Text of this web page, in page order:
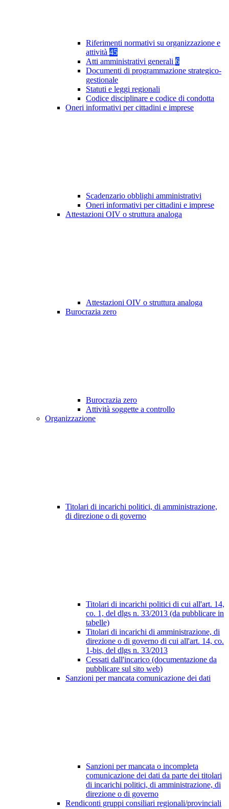
Riferimenti normativi su organizzazione e
attività 45
Atti amministrativi generali 6
Documenti di programmazione strategico-
gestionale
Statuti e leggi regionali
Codice disciplinare e codice di condotta
Oneri informativi per cittadini e imprese
Scadenzario obblighi amministrativi
Oneri informativi per cittadini e imprese
Attestazioni OIV o struttura analoga
Attestazioni OIV o struttura analoga
Burocrazia zero
Burocrazia zero
Attività soggette a controllo
Organizzazione
Titolari di incarichi politici, di amministrazione,
di direzione o di governo
Titolari di incarichi politici di cui all'art. 14,
co. 1, del dlgs n. 33/2013 (da pubblicare in
tabelle)
Titolari di incarichi di amministrazione, di
direzione o di governo di cui all'art. 14, co.
1-bis, del dlgs n. 33/2013
Cessati dall'incarico (documentazione da
pubblicare sul sito web)
Sanzioni per mancata comunicazione dei dati
Sanzioni per mancata o incompleta
comunicazione dei dati da parte dei titolari
di incarichi politici, di amministrazione, di
direzione o di governo
Rendiconti gruppi consiliari regionali/provinciali